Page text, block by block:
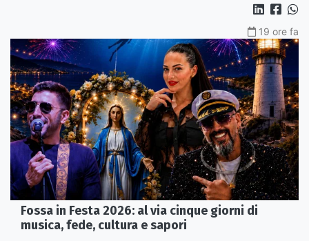
19 ore fa
Fossa in Festa 2026: al via cinque giorni di
musica, fede, cultura e sapori